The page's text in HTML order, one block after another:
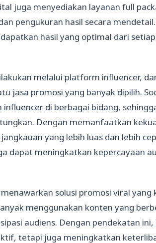
juga menyediakan layanan full
pengukuran hasil secara
hasil yang optimal dari
melalui platform influencer,
jasa promosi yang banyak dipilih.
di berbagai bidang,
Dengan memanfaatkan
yang lebih luas dan lebih
dapat meningkatkan kepercayaan
solusi promosi viral yang
menggunakan konten yang
audiens. Dengan pendekatan ini,
tetapi juga meningkatkan